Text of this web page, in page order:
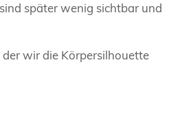
später wenig sichtbar und
wir die Körpersilhouette